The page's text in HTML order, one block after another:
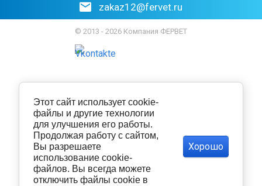
zakaz12@fervet.ru
© 2013 - 2026 Компания ФЕРВЕТ
Этот сайт использует cookie-
файлы и другие технологии
для улучшения его работы.
Продолжая работу с сайтом,
Вы разрешаете
использование cookie-
файлов. Вы всегда можете
отключить файлы cookie в
Хорошо